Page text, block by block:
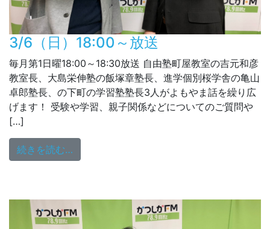
3/6（日）18:00～放送
毎月第1日曜18:00～18:30放送 自由塾町屋教室の吉元和彦
教室長、大島栄伸塾の飯塚章塾長、進学個別桜学舎の亀山
卓郎塾長、の下町の学習塾塾長3人がよもやま話を繰り広
げます！ 受験や学習、親子関係などについてのご質問や
[…]
続きを読む…